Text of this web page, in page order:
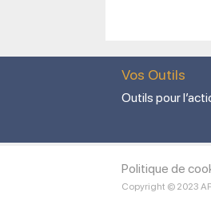
Vos Outils
Outils pour
Politique de
Copyright © 2023